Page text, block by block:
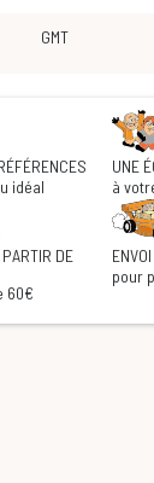
GMT
idéal
UNE
à
DE
60€
pour